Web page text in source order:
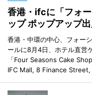
香港・ifcに「フォ
ップ ポップアップ
香港・中環の中心、フォー
ールに8月4日、ホテル直営
「Four Seasons Cake
IFC Mall, 8 Finance Street,